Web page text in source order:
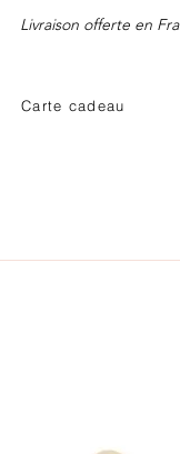
Livraison offerte en
Carte cadeau